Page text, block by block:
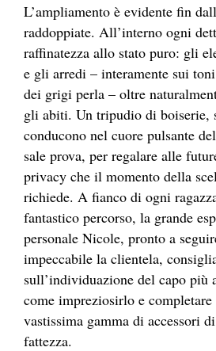
L’ampliamento è evidente fin
raddoppiate. All’interno ogni
raffinatezza allo stato puro: gli
e gli arredi – interamente sui
dei grigi perla – oltre
gli abiti. Un tripudio di boiserie,
conducono nel cuore pulsante
sale prova, per regalare alle
privacy che il momento della
richiede. A fianco di ogni
fantastico percorso, la grande
personale Nicole, pronto a
impeccabile la clientela,
sull’individuazione del capo più
come impreziosirlo e
vastissima gamma di accessori
fattezza.